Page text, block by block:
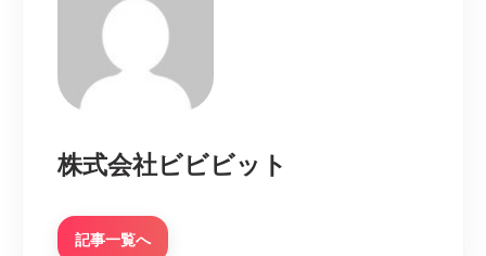
株式会社ビビビット
記事一覧へ